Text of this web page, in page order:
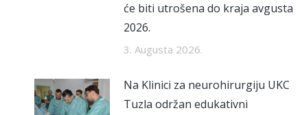
će biti utrošena do kraja avgusta
2026.
3. Augusta 2026.
Na Klinici za neurohirurgiju UKC
Tuzla održan edukativni